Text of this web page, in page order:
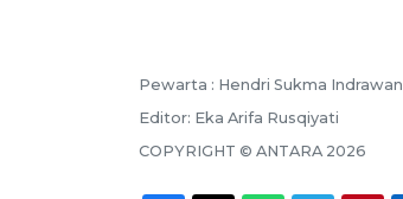
Pewarta : Hendri Sukma Indrawan
Editor: Eka Arifa Rusqiyati
COPYRIGHT © ANTARA 2026